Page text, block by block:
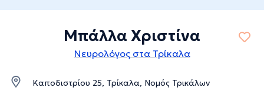
Μπάλλα Χριστίνα
Νευρολόγος στα Τρίκαλα
Καποδιστρίου 25, Τρίκαλα, Νομός Τρικάλων